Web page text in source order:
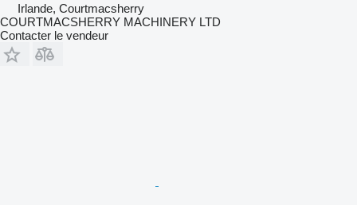
Irlande, Courtmacsherry
COURTMACSHERRY MACHINERY LTD
Contacter le vendeur